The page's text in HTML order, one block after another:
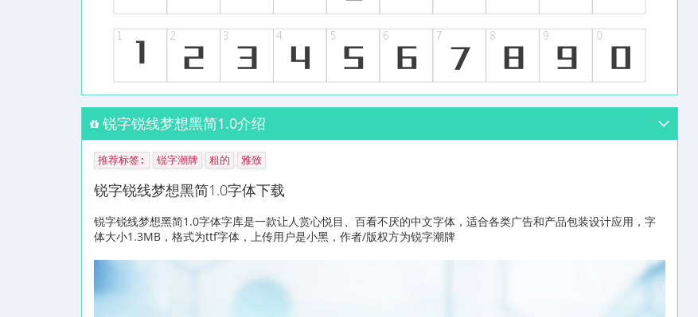
锐字锐线梦想黑简1.0介绍
推荐标签: 锐字潮牌 粗的 雅致
锐字锐线梦想黑简1.0字体下载
锐字锐线梦想黑简1.0字体字库是一款让人赏心悦目、百看不厌的中文字体，适合各类广告和产品包装设计应用，字
体大小1.3MB，格式为ttf字体，上传用户是小黑，作者/版权方为锐字潮牌